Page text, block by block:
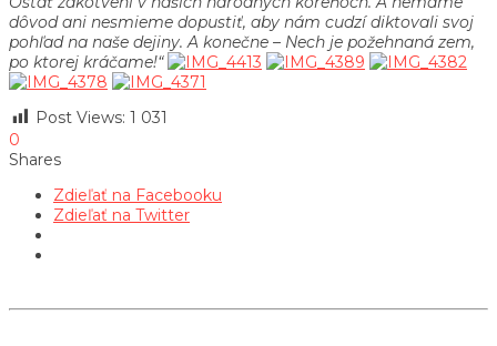
dôvod ani nesmieme dopustiť, aby nám cudzí diktovali svoj
pohľad na naše dejiny. A konečne – Nech je požehnaná zem,
po ktorej kráčame!“
Post Views: 1 031
0
Shares
Zdieľať na Facebooku
Zdieľať na Twitter